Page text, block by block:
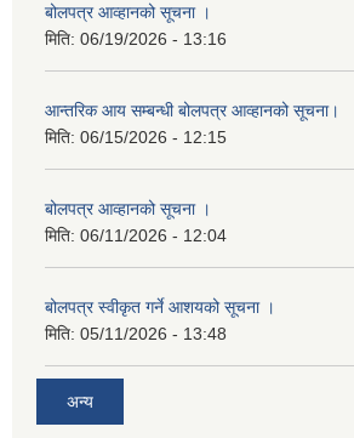
बोलपत्र आव्हानको सूचना ।
मिति: 06/19/2026 - 13:16
आन्तरिक आय सम्बन्धी बोलपत्र आव्हानको सूचना।
मिति: 06/15/2026 - 12:15
बोलपत्र आव्हानको सूचना ।
मिति: 06/11/2026 - 12:04
बोलपत्र स्वीकृत गर्ने आशयको सूचना ।
मिति: 05/11/2026 - 13:48
अन्य